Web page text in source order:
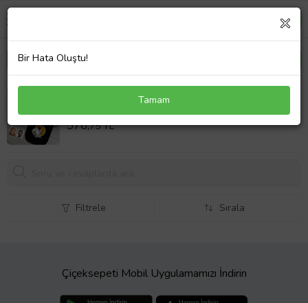
BK Gift Kişiye Özel İkili Bay ve Bayan Chef
Karikatürlü Siyah Mutfak Önlüğü Seti-12
Sepet Fiyatı
576,75 TL
Filtrele Sırala
Çiçeksepeti Mobil Uygulamamızı İndirin
Bir Hata Oluştu!
Tamam